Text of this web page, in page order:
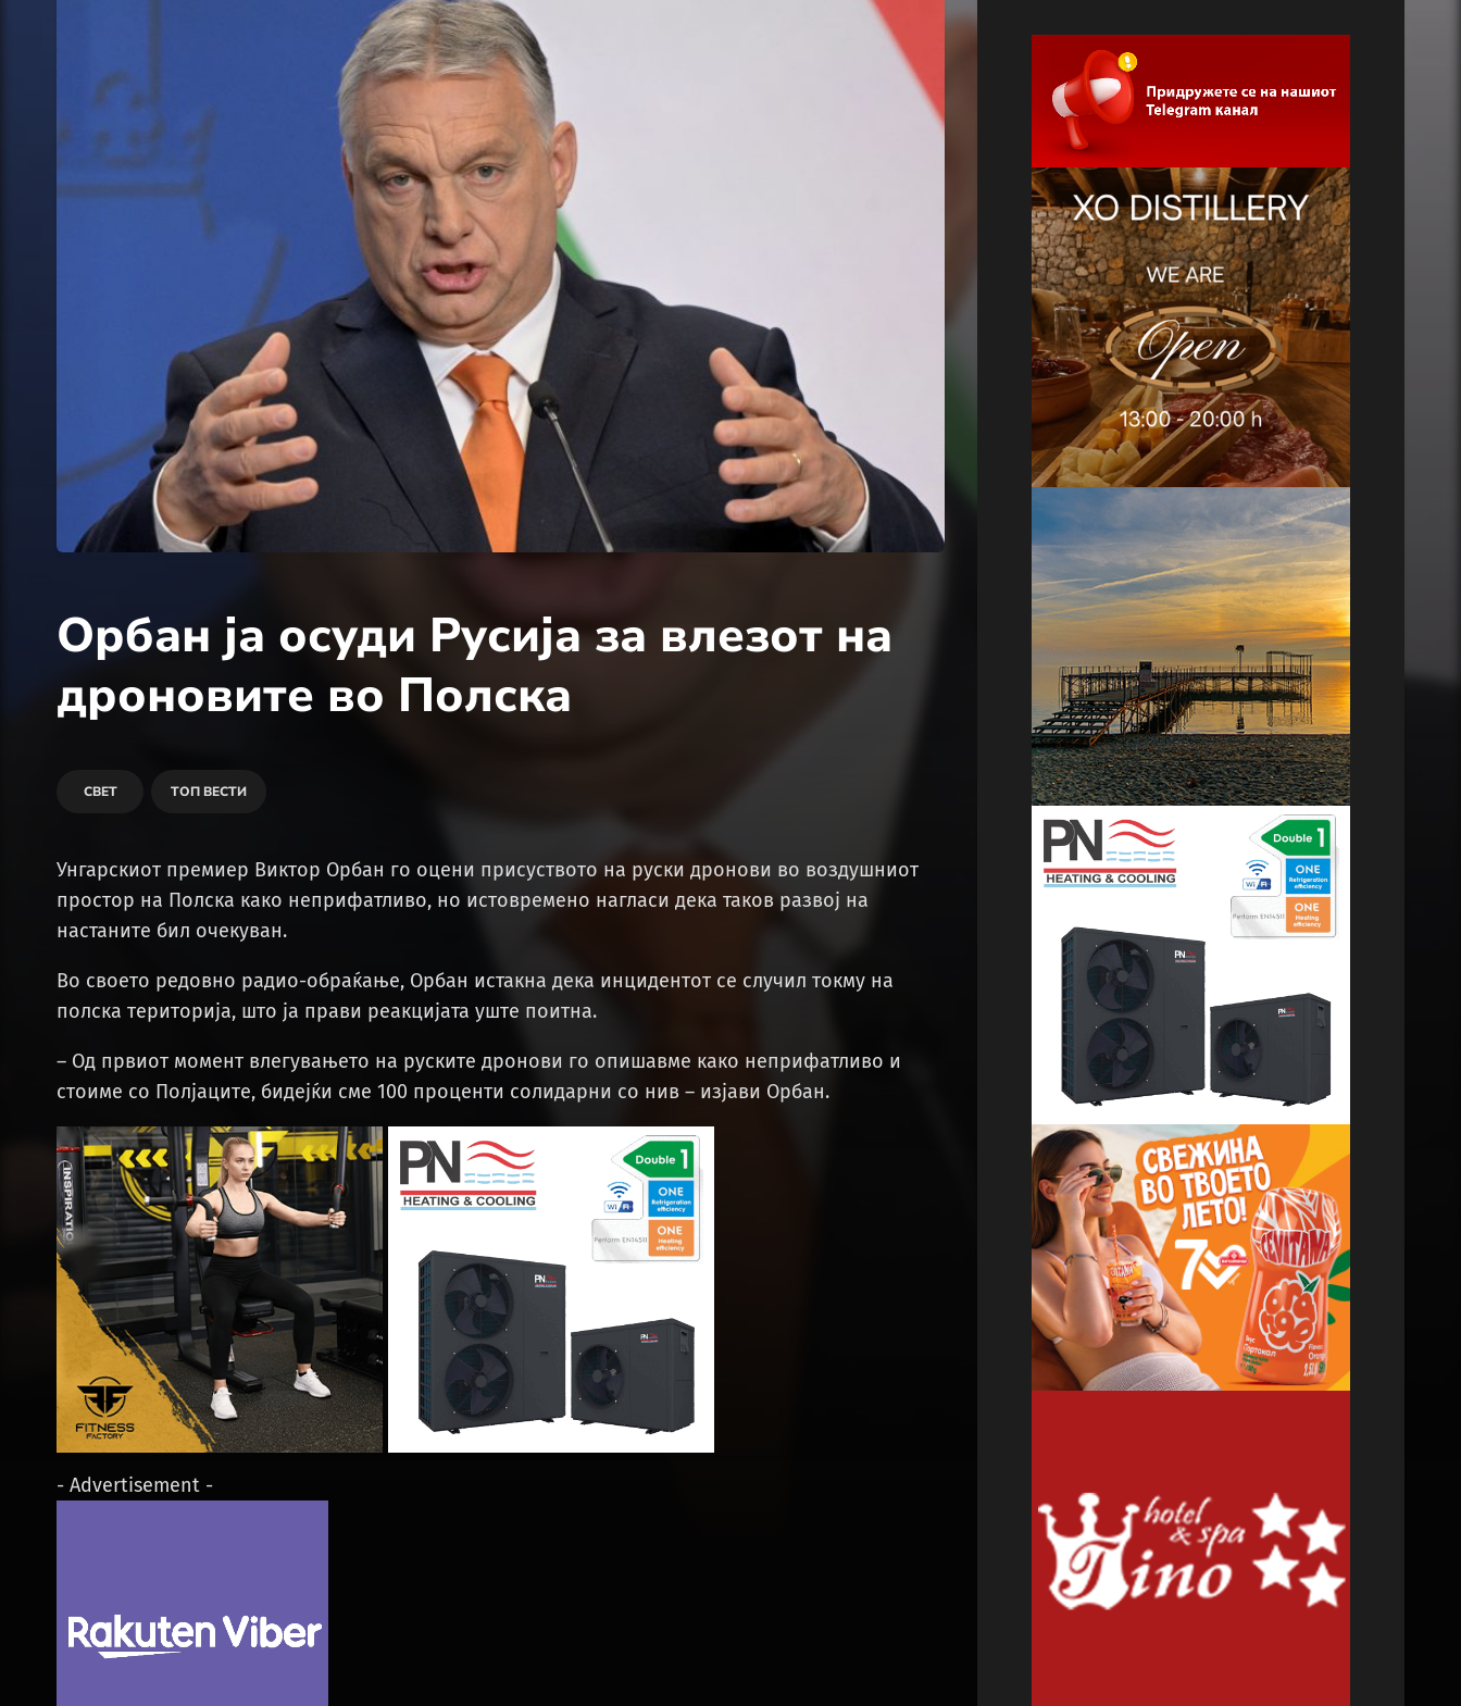
Орбан ја осуди Русија за влезот на
дроновите во Полска
СВЕТ ТОП ВЕСТИ
Унгарскиот премиер Виктор Орбан го оцени присуството на руски дронови во воздушниот
простор на Полска како неприфатливо, но истовремено нагласи дека таков развој на
настаните бил очекуван.
Во своето редовно радио-обраќање, Орбан истакна дека инцидентот се случил токму на
полска територија, што ја прави реакцијата уште поитна.
– Од првиот момент влегувањето на руските дронови го опишавме како неприфатливо и
стоиме со Полјаците, бидејќи сме 100 проценти солидарни со нив – изјави Орбан.
- Advertisement -